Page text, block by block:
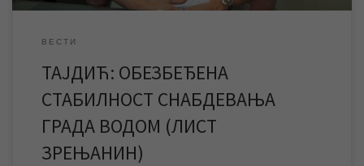
ВЕСТИ
ТАЈДИЋ: ОБЕЗБЕЂЕНА
СТАБИЛНОСТ СНАБДЕВАЊА
ГРАДА ВОДОМ (ЛИСТ
ЗРЕЊАНИН)